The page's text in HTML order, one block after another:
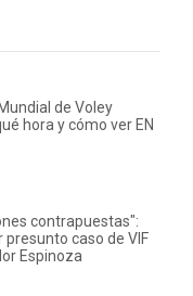
de Voley
hora y cómo ver EN
contrapuestas":
presunto caso de VIF
Espinoza